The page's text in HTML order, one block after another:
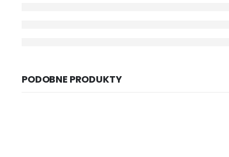
PODOBNE PRODUKTY